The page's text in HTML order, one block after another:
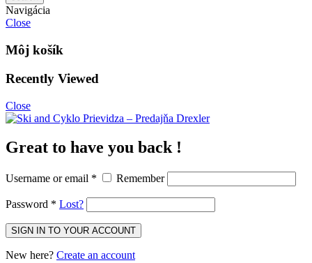
Navigácia
Close
Môj košík
Recently Viewed
Close
Great to have you back !
Username or email * Remember
Password * Lost?
New here? Create an account